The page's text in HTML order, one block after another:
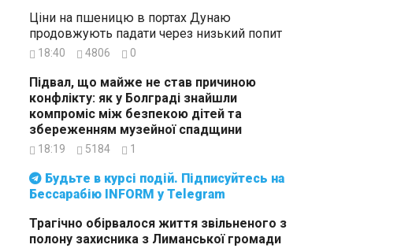
Бессарабію INFORM у Telegram
Ціни на пшеницю в портах Дунаю
продовжують падати через низький попит
18:40 4806 0
Підвал, що майже не став причиною
конфлікту: як у Болграді знайшли
компроміс між безпекою дітей та
збереженням музейної спадщини
18:19 5184 1
Трагічно обірвалося життя звільненого з
полону захисника з Лиманської громади